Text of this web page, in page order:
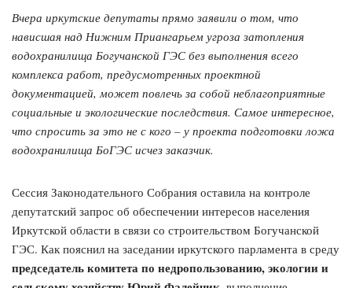
Вчера иркутские депутаты прямо заявили о том, что
нависшая над Нижним Приангарьем угроза затопления
водохранилища Богучанской ГЭС без выполнения всего
комплекса работ, предусмотренных проектной
документацией, может повлечь за собой неблагоприятные
социальные и экологические последствия. Самое интересное,
что спросить за это не с кого – у проекта подготовки ложа
водохранилища БоГЭС исчез заказчик.
Сессия Законодательного Собрания оставила на контроле
депутатский запрос об обеспечении интересов населения
Иркутской области в связи со строительством Богучанской
ГЭС. Как пояснил на заседании иркутского парламента в среду
председатель комитета по недропользованию, экологии и